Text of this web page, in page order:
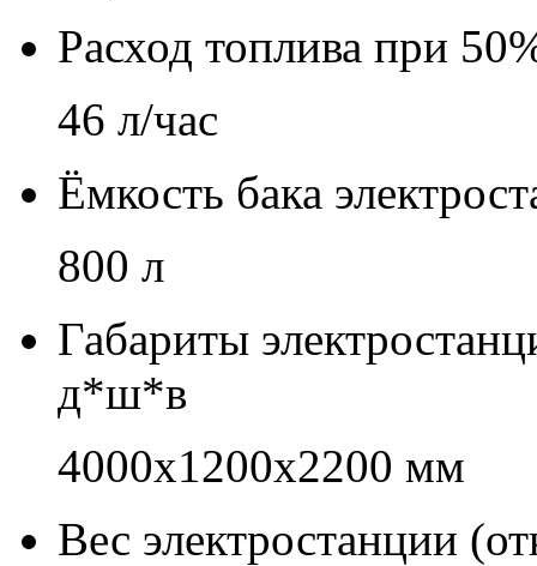
Расход топлива при
46 л/час
Ёмкость бака
800 л
Габариты
д*ш*в
4000x1200x2200 мм
Вес электростанции